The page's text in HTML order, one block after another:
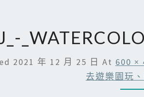
2021 年 12 月 25 日 At 600 ×
去遊樂園玩